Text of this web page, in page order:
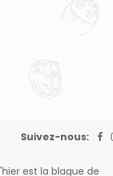
Suivez-nous:
est la blague de